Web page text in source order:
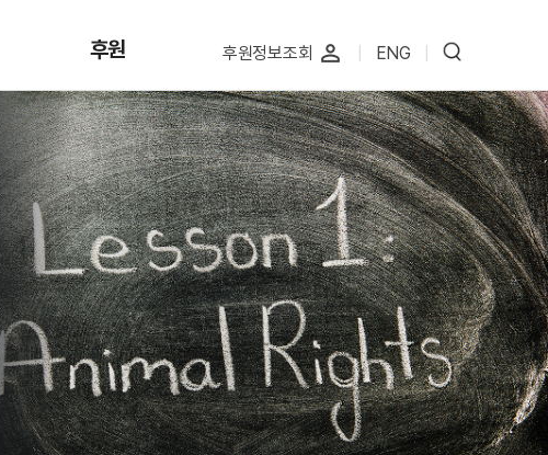
후원 후원정보조회 perm_identity ENG